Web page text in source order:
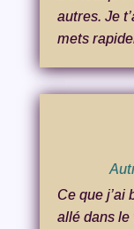
autres. Je
mets
Ce que j’ai
allé dans le